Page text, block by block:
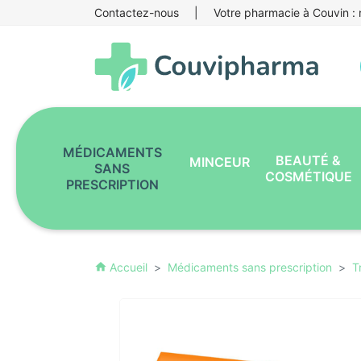
Contactez-nous Votre pharmacie à Couvin
MÉDICAMENTS
SANS
PRESCRIPTION
MINCEUR
BEAUTÉ &
COSMÉTIQUE
home Accueil Médicaments sans prescription